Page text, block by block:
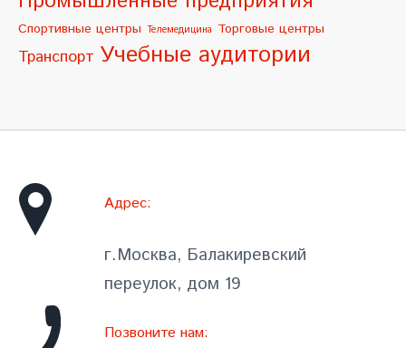
Спортивные центры Телемедицина Торговые центры
Транспорт Учебные аудитории
Адрес:
г.Москва, Балакиревский
переулок, дом 19
Позвоните нам: